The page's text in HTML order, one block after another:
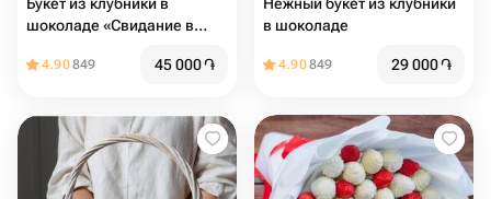
шоколаде «Свидание в
4.90849 45 000֏
в шоколаде
4.90849 29 000֏